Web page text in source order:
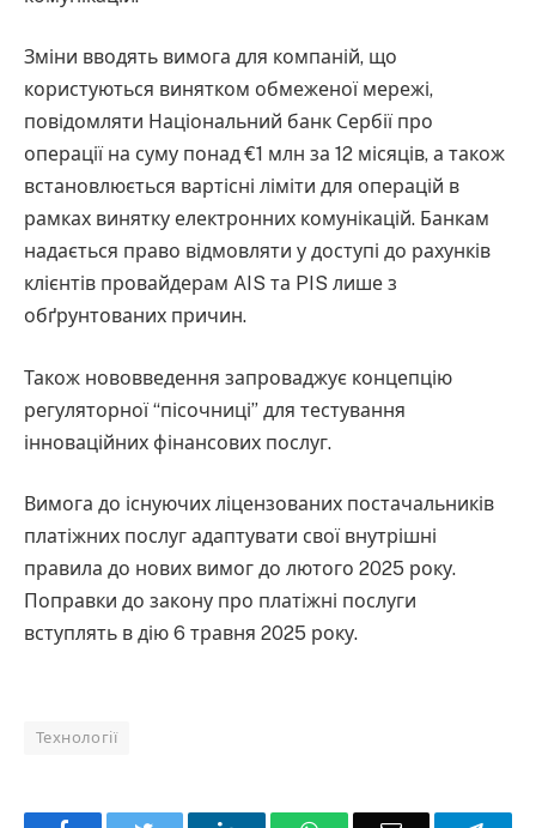
Зміни вводять вимога для компаній, що
користуються винятком обмеженої мережі,
повідомляти Національний банк Сербії про
операції на суму понад €1 млн за 12 місяців, а також
встановлюється вартісні ліміти для операцій в
рамках винятку електронних комунікацій. Банкам
надається право відмовляти у доступі до рахунків
клієнтів провайдерам AIS та PIS лише з
обґрунтованих причин.
Також нововведення запроваджує концепцію
регуляторної “пісочниці” для тестування
інноваційних фінансових послуг.
Вимога до існуючих ліцензованих постачальників
платіжних послуг адаптувати свої внутрішні
правила до нових вимог до лютого 2025 року.
Поправки до закону про платіжні послуги
вступлять в дію 6 травня 2025 року.
Технології